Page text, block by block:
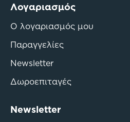
Λογαριασμός
Ο λογαριασμός μου
Παραγγελίες
Newsletter
Δωροεπιταγές
Newsletter